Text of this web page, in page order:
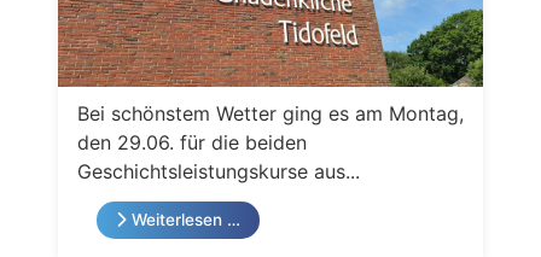
Bei schönstem Wetter ging es am Montag,
den 29.06. für die beiden
Geschichtsleistungskurse aus...
Weiterlesen …